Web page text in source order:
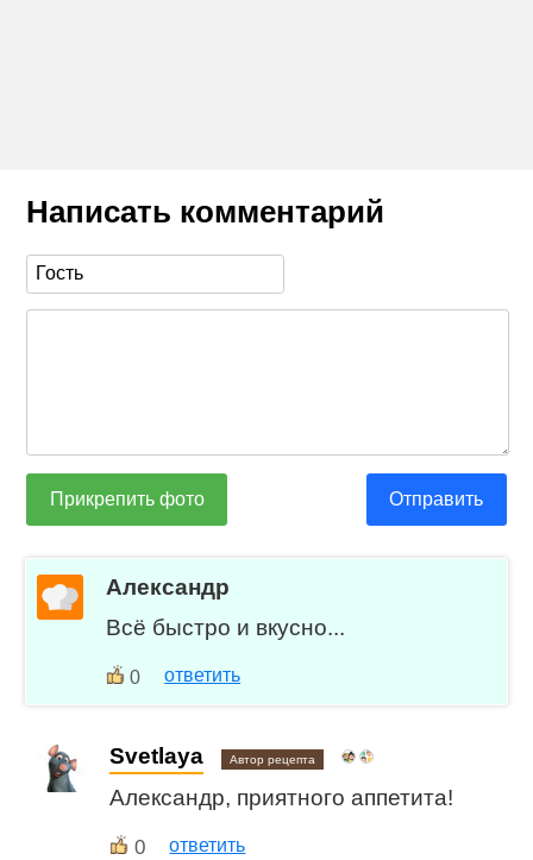
Написать комментарий
Прикрепить фото Отправить
Александр
Всё быстро и вкусно...
0 ответить
Svetlaya Автор рецепта
Александр, приятного аппетита!
0 ответить